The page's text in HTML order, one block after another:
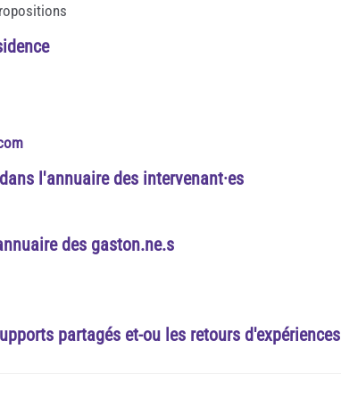
l'annuaire des intervenant·es
des gaston.ne.s
partagés et-ou les retours d'expériences